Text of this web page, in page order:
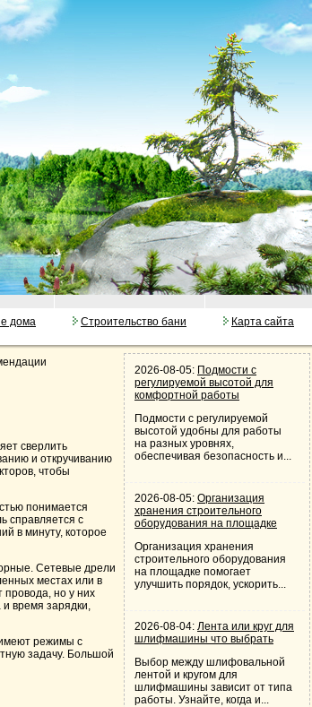
дома Строительство бани Карта сайта
сверлить
и откручиванию
чтобы
понимается
справляется с
в минуту, которое
Сетевые дрели
местах или в
провода, но у них
время зарядки,
режимы с
задачу. Большой
2026-08-05: Подмости с
регулируемой высотой для
комфортной работы
Подмости с регулируемой
высотой удобны для работы
на разных уровнях,
обеспечивая безопасность и...
2026-08-05: Организация
хранения строительного
оборудования на площадке
Организация хранения
строительного оборудования
на площадке помогает
улучшить порядок, ускорить...
2026-08-04: Лента или круг для
шлифмашины что выбрать
Выбор между шлифовальной
лентой и кругом для
шлифмашины зависит от типа
работы. Узнайте, когда и...